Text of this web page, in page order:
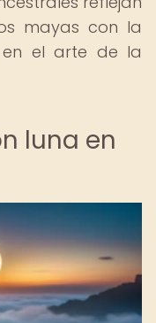
mayas con la
el arte de la
luna en